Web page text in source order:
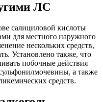
ЛС
салициловой кислоты
для местного наружного
нескольких средств,
Установлено также, что
побочные действия
а также
средств.